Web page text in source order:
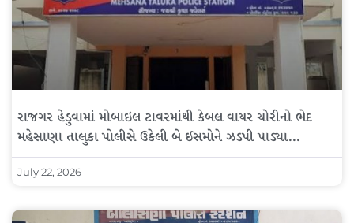
રાજગર હેડુવામાં મોબાઇલ ટાવરમાંથી કેબલ વાયર ચોરીનો ભેદ
મહેસાણા તાલુકા પોલીસે ઉકેલી બે ઈસમોને ઝડપી પાડ્યા…
July 22, 2026